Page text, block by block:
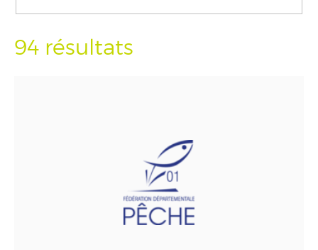
94 résultats